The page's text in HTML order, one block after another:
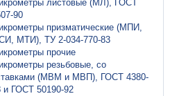
листовые (МЛ), ГОСТ
90
призматические (МПИ,
МТИ), ТУ 2-034-770-83
прочие
резьбовые, со
(МВМ и МВП), ГОСТ 4380-
и ГОСТ 50190-92